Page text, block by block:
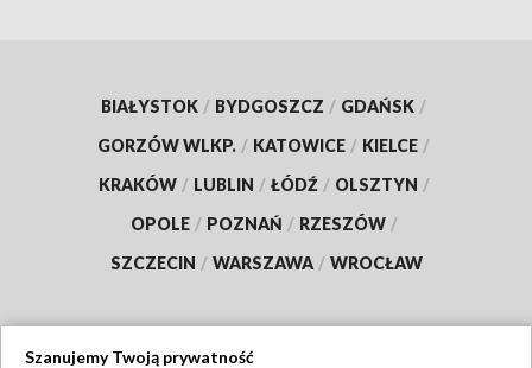
BIAŁYSTOK / BYDGOSZCZ / GDAŃSK /
GORZÓW WLKP. / KATOWICE / KIELCE /
KRAKÓW / LUBLIN / ŁÓDŹ / OLSZTYN /
OPOLE / POZNAŃ / RZESZÓW /
SZCZECIN / WARSZAWA / WROCŁAW
Szanujemy Twoją prywatność